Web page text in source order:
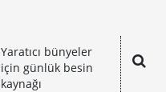
Yaratıcı bünyeler
için günlük besin
kaynağı